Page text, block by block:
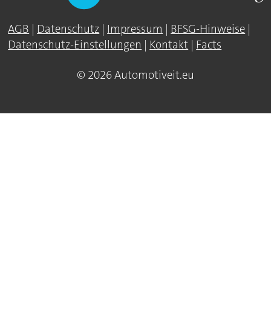
AGB | Datenschutz | Impressum | BFSG-Hinweise |
Datenschutz-Einstellungen | Kontakt | Facts
© 2026 Automotiveit.eu